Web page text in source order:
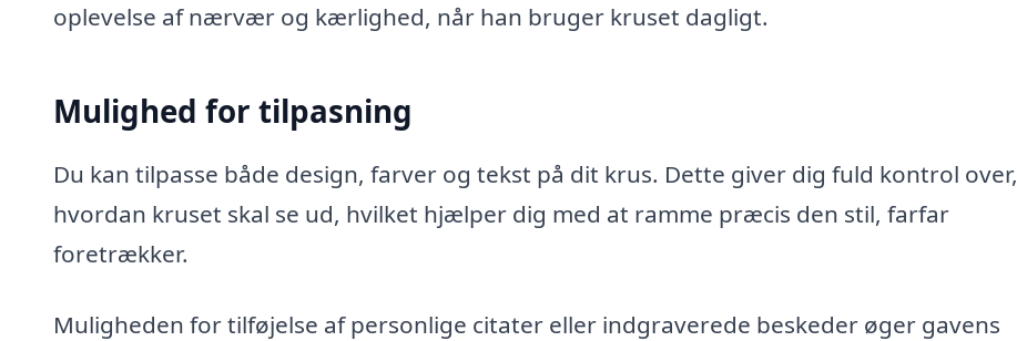
oplevelse af nærvær og kærlighed, når han bruger kruset dagligt.
Mulighed for tilpasning
Du kan tilpasse både design, farver og tekst på dit krus. Dette giver dig fuld kontrol over,
hvordan kruset skal se ud, hvilket hjælper dig med at ramme præcis den stil, farfar
foretrækker.
Muligheden for tilføjelse af personlige citater eller indgraverede beskeder øger gavens